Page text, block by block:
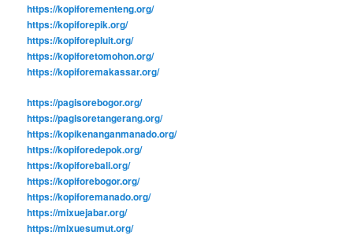
https://kopiforementeng.org/
https://kopiforepik.org/
https://kopiforepluit.org/
https://kopiforetomohon.org/
https://kopiforemakassar.org/
https://pagisorebogor.org/
https://pagisoretangerang.org/
https://kopikenanganmanado.org/
https://kopiforedepok.org/
https://kopiforebali.org/
https://kopiforebogor.org/
https://kopiforemanado.org/
https://mixuejabar.org/
https://mixuesumut.org/